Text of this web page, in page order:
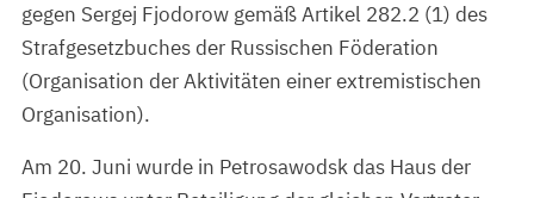
gegen Sergej Fjodorow gemäß Artikel 282.2 (1) des
Strafgesetzbuches der Russischen Föderation
(Organisation der Aktivitäten einer extremistischen
Organisation).
Am 20. Juni wurde in Petrosawodsk das Haus der